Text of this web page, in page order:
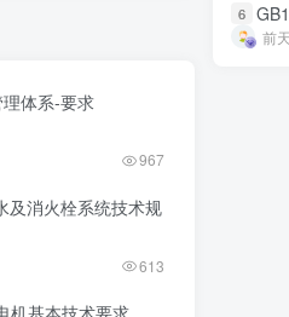
体系-要求
967
及消火栓系统技术规
613
6
前天
6
前天